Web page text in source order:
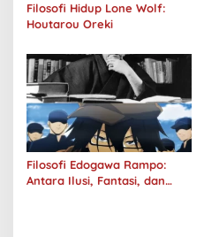
Filosofi Hidup Lone Wolf:
Houtarou Oreki
Filosofi Edogawa Rampo:
Antara Ilusi, Fantasi, dan